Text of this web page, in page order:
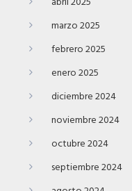
marzo 2025
febrero 2025
enero 2025
diciembre 2024
noviembre 2024
octubre 2024
septiembre 2024